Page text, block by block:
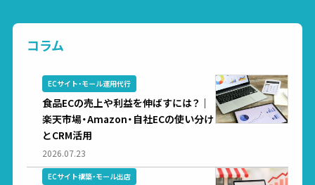
コラム
ECサイト・モール運用代行
食品ECの売上や利益を伸ばすには？｜
楽天市場・Amazon・自社ECの使い分け
とCRM活用
2026.07.23
ECサイト構築・モール出店